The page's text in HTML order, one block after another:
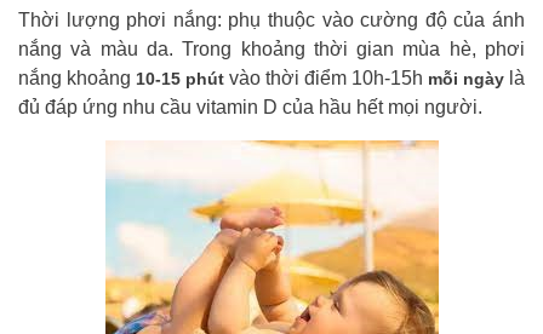
Thời lượng phơi nắng: phụ thuộc vào cường độ của ánh
nắng và màu da. Trong khoảng thời gian mùa hè, phơi
nắng khoảng 10-15 phút vào thời điểm 10h-15h mỗi ngày là
đủ đáp ứng nhu cầu vitamin D của hầu hết mọi người.